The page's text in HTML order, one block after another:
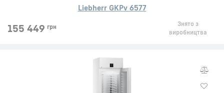
Liebherr GKPv 6577
155 449 грн
Знято з
виробництва